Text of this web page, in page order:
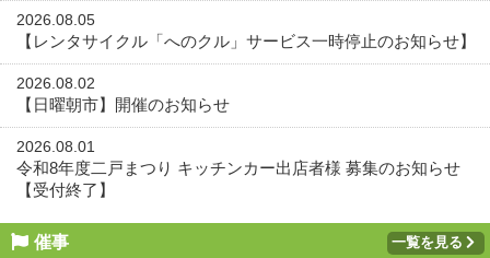
2026.08.05
【レンタサイクル「へのクル」サービス一時停止のお知らせ】
2026.08.02
【日曜朝市】開催のお知らせ
2026.08.01
令和8年度二戸まつり キッチンカー出店者様 募集のお知らせ
【受付終了】
催事 一覧を見る